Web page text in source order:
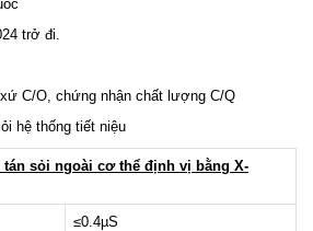
trở đi.
C/O, chứng nhận chất lượng C/Q
hệ thống tiết niệu
sỏi ngoài cơ thể định vị bằng X-
≤0.4µS